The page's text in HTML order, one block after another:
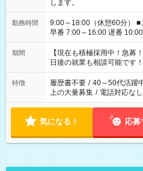
します。
勤務時間
9:00～18:00（休憩60分） ■ご希望があれば下記シフトもOK！
早番 7:00～16:00 遅番 10:00～19:00 「家族と
い」 「余裕を持って夕飯の
たくない」 など、ご希望を教えて
の方へ 今ご覧のお仕事で希
の勤務時間。 合計で週40時
期間
【現在も積極採用中！急
日後の就業も相談可能です！
特徴 履歴書不要 / 40～50代活躍
上の大量募集 / 電話対応なし
気になる！ 応募